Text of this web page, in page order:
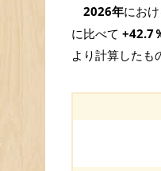
2026年にお
に比べて +42.7
より計算したも